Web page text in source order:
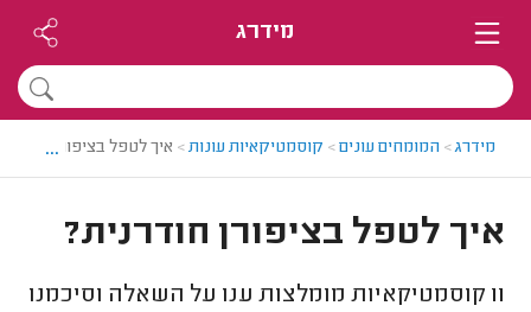
מידרג
מידרג> המומחים עונים> קוסמטיקאיות עונות> איך לטפל בציפורן...
איך לטפל בציפורן חודרנית?
11 קוסמטיקאיות מומלצות ענו על השאלה וסיכמנו